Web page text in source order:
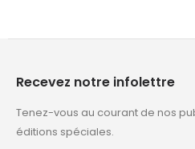
Recevez notre infolettre
Tenez-vous au courant de nos
éditions spéciales.